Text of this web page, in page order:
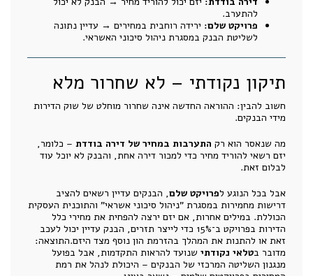
להתערב.
פרויקט שלם: ירידה רוחבית במחירים → עדיין נתונה
לשליטת הבנק במסגרת ניהול סיכוני האשראי.
תיקון נקודתי – לא שחרור מלא
חשוב להבין: ההוראה החדשה אינה שחרור מוחלט של שוק הדירות
מידי הבנקים.
מה שנאסר הוא רק התערבות במחיר של דירה בודדת – כלומר,
יזם רשאי להוריד מחיר כדי למכור דירה אחת, והבנק לא יוכל עוד
לבלום זאת.
אבל בכל הנוגע לפרויקט שלם, הבנקים עדיין רשאים להציב
דרישות מחמירות במסגרת "ניהול סיכוני אשראי" והתוכנית העסקית
הכוללת. במילים אחרות, אם יזם ירצה להפחית את מחירי כלל
הדירות בפרויקט ב־15% כדי לייצר תזרים, הבנק עדיין יכול לעכב
זאת או להתנות את המהלך בהזרמת הון נוסף מצד היזם.התוצאה:
מדובר בטלאי נקודתי שנועד להראות התקדמות, אבל בפועל
מנגנון השליטה המרכזי של הבנקים – היכולת לנהל את רמת